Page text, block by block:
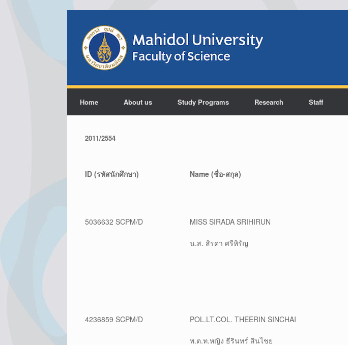
Home About us Study Programs Research Staff
2011/2554
ID (รหัสนักศึกษา) Name (ชื่อ-สกุล)
5036632 SCPM/D MISS SIRADA SRIHIRUN
น.ส. สิรดา ศรีหิรัญ
4236859 SCPM/D POL.LT.COL. THEERIN SINCHAI
พ.ต.ท.หญิง ธีรินทร์ สินไชย